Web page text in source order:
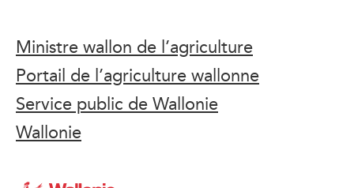
Ministre wallon de l’agriculture
Portail de l’agriculture wallonne
Service public de Wallonie
Wallonie